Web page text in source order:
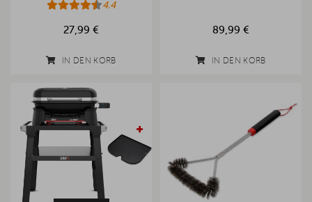
4.4
27,99 €
IN DEN KORB
89,99 €
IN DEN KORB